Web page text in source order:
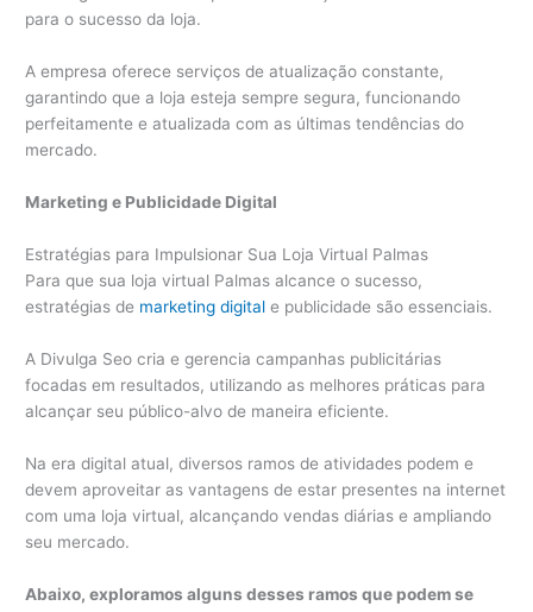
para o sucesso da loja.
A empresa oferece serviços de atualização constante,
garantindo que a loja esteja sempre segura, funcionando
perfeitamente e atualizada com as últimas tendências do
mercado.
Marketing e Publicidade Digital
Estratégias para Impulsionar Sua Loja Virtual Palmas
Para que sua loja virtual Palmas alcance o sucesso,
estratégias de marketing digital e publicidade são essenciais.
A Divulga Seo cria e gerencia campanhas publicitárias
focadas em resultados, utilizando as melhores práticas para
alcançar seu público-alvo de maneira eficiente.
Na era digital atual, diversos ramos de atividades podem e
devem aproveitar as vantagens de estar presentes na internet
com uma loja virtual, alcançando vendas diárias e ampliando
seu mercado.
Abaixo, exploramos alguns desses ramos que podem se